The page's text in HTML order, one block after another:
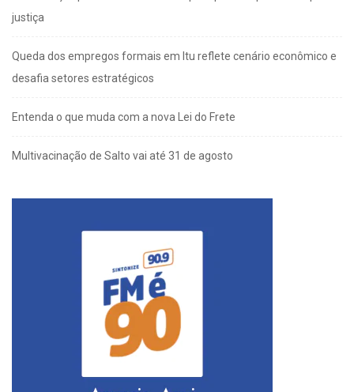
justiça
Queda dos empregos formais em Itu reflete cenário econômico e
desafia setores estratégicos
Entenda o que muda com a nova Lei do Frete
Multivacinação de Salto vai até 31 de agosto